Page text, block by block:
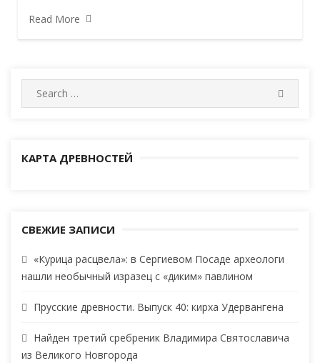
Read More
Search
for:
КАРТА ДРЕВНОСТЕЙ
СВЕЖИЕ ЗАПИСИ
«Курица расцвела»: в Сергиевом Посаде археологи
нашли необычный изразец с «диким» павлином
Прусские древности. Выпуск 40: кирха Удервангена
Найден третий сребреник Владимира Святославича
из Великого Новгорода